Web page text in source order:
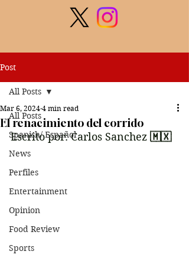
Post
All Posts
Spanish/ Español
News
Perfiles
Entertainment
Opinion
Food Review
Sports
All Posts
El renacimiento del corrido
Mar 6, 2024 4 min read
Escrito por: Carlos Sanchez 🇲🇽